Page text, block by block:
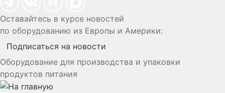
Оставайтесь в курсе новостей
по оборудованию из Европы и Америки:
Подписаться на новости
Оборудование для производства и упаковки
продуктов питания